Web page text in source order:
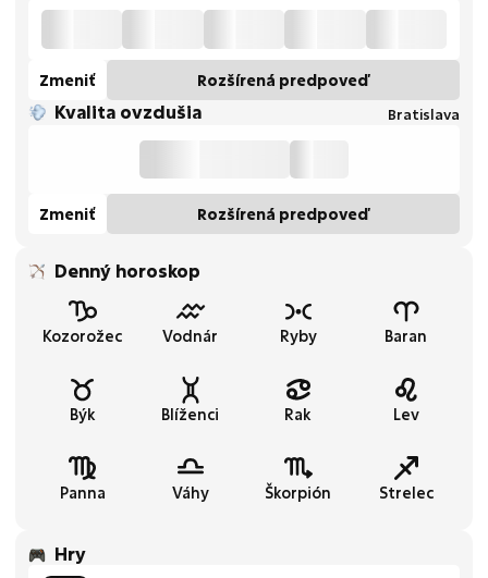
Zmeniť Rozšírená predpoveď
Kvalita ovzdušia Bratislava
Zmeniť Rozšírená predpoveď
Denný horoskop
Kozorožec Vodnár Ryby Baran
Býk Blíženci Rak Lev
Panna Váhy Škorpión Strelec
Hry